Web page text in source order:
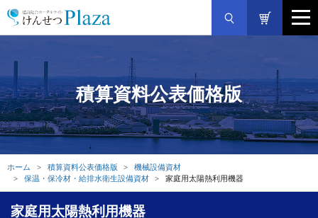
積算資料公表価格版
ホーム 積算資料公表価格版
機械設備資材
保温・保冷材・給排水衛生設備資材
家庭用太陽熱利用機器
家庭用太陽熱利用機器